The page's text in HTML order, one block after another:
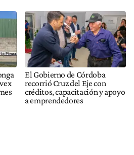
El Gobierno de Córdoba
recorrió Cruz del Eje con
créditos, capacitación y apoyo
a emprendedores